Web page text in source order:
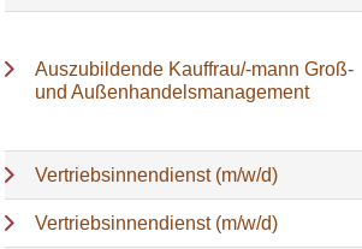
Auszubildende Kauffrau/-mann Groß-
und Außenhandelsmanagement
Vertriebsinnendienst (m/w/d)
Vertriebsinnendienst (m/w/d)